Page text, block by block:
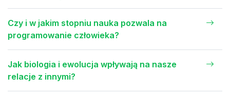
Czy i w jakim stopniu nauka pozwala na
programowanie człowieka?
Jak biologia i ewolucja wpływają na nasze
relacje z innymi?